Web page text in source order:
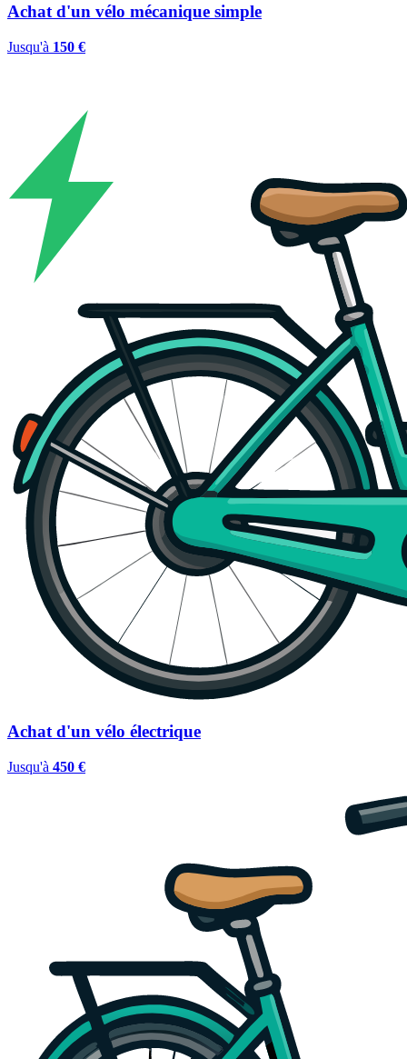
Achat d'un vélo mécanique simple
Jusqu'à 150 €
Achat d'un vélo électrique
Jusqu'à 450 €